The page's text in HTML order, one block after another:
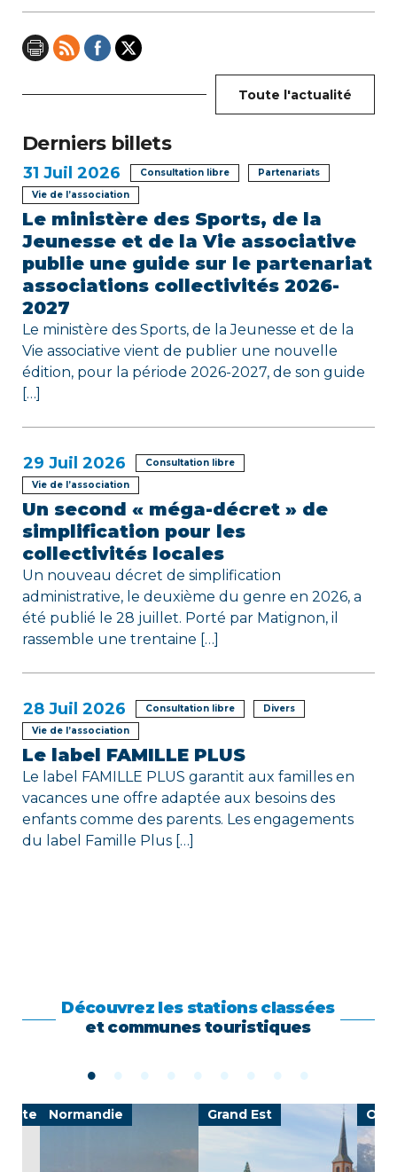
o
n
d
e
l
’
a
r
t
i
c
l
Toute l'actualité
Derniers billets
31 Juil 2026 Consultation libre
Partenariats
Vie de l’association
Le ministère des Sports, de la
Jeunesse et de la Vie associative
publie une guide sur le partenariat
associations collectivités 2026-
2027
Le ministère des Sports, de la Jeunesse et de la
Vie associative vient de publier une nouvelle
édition, pour la période 2026-2027, de son guide
[…]
29 Juil 2026
Consultation libre
Vie de l’association
Un second « méga-décret » de
simplification pour les
collectivités locales
Un nouveau décret de simplification
administrative, le deuxième du genre en 2026, a
été publié le 28 juillet. Porté par Matignon, il
rassemble une trentaine […]
28 Juil 2026 Consultation libre
Divers
Vie de l’association
Le label FAMILLE PLUS
Le label FAMILLE PLUS garantit aux familles en
vacances une offre adaptée aux besoins des
enfants comme des parents. Les engagements
du label Famille Plus […]
Découvrez les stations classées
et communes touristiques
d'Azur
Normandie Grand Est